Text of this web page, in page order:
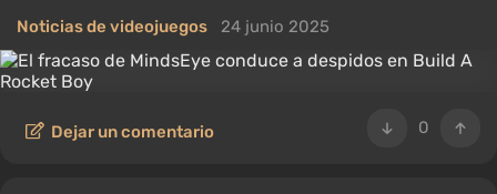
Noticias de videojuegos 24 junio 2025
0
Dejar un comentario